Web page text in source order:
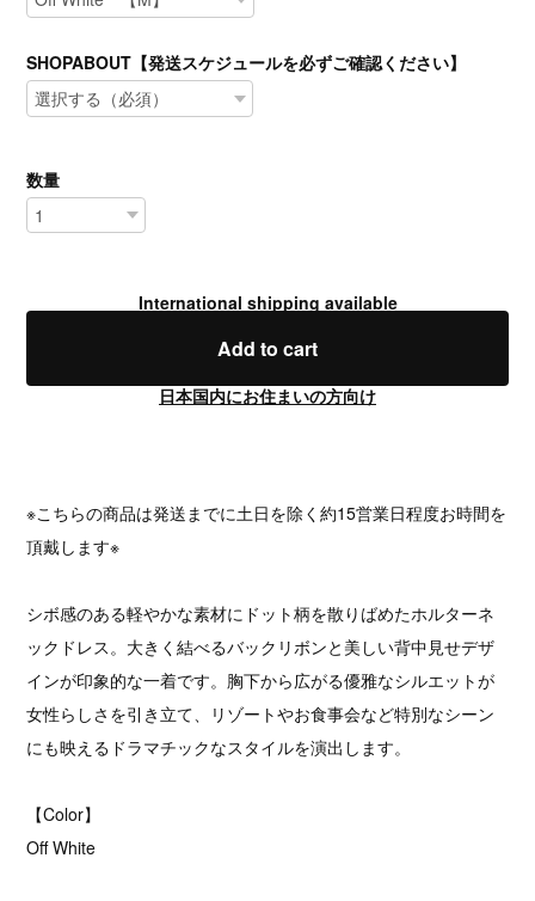
SHOPABOUT【発送スケジュールを必ずご確認ください】
数量
International shipping available
Add to cart
日本国内にお住まいの方向け
※こちらの商品は発送までに土日を除く約15営業日程度お時間を
頂戴します※
シボ感のある軽やかな素材にドット柄を散りばめたホルターネ
ックドレス。大きく結べるバックリボンと美しい背中見せデザ
インが印象的な一着です。胸下から広がる優雅なシルエットが
女性らしさを引き立て、リゾートやお食事会など特別なシーン
にも映えるドラマチックなスタイルを演出します。
【Color】
Off White